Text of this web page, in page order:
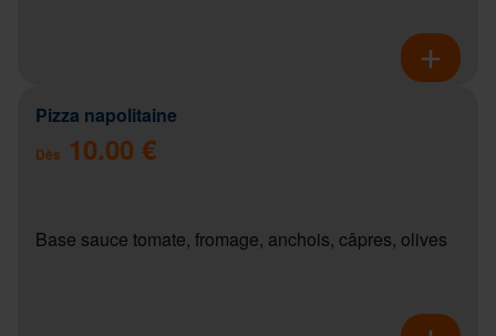
Pizza napolitaine
Dès 10.00 €
Base sauce tomate, fromage, anchois, câpres, olives